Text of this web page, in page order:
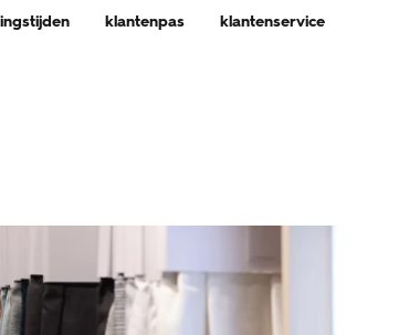
klantenpas klantenservice